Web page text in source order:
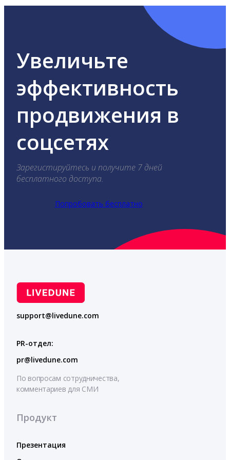
Увеличьте
эффективность
продвижения в
соцсетях
Зарегистируйтесь и получите 7 дней
бесплатного доступа.
Попробовать бесплатно
support@livedune.com
PR-отдел:
pr@livedune.com
По вопросам сотрудничества,
комментариев для СМИ
Продукт
Презентация